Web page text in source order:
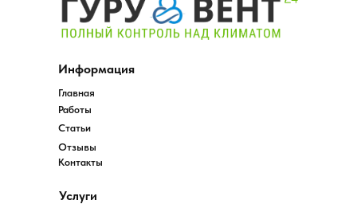
Услуги
Информация
Работы
Статьи
Отзывы
Контакты
Главная